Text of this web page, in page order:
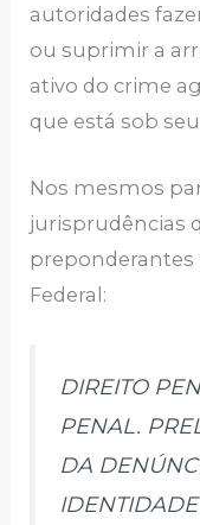
autoridades
ou suprimir a
ativo do crime
que está sob
Nos mesmos
jurisprudências
preponderantes
Federal:
DIREITO
PENAL.
DA